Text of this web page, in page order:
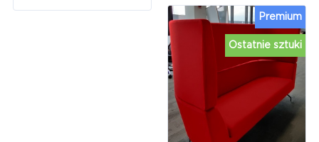
Ostatnie sztuki
Premium